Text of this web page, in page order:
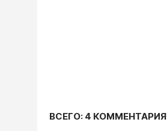
ВСЕГО: 4 КОММЕНТАРИЯ